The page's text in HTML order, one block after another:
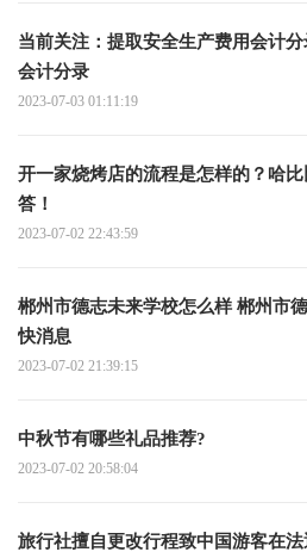
当前关注：提取安全生产费用会计
会计分录
2023-07-03 01:11:19
开一家烧烤店的流程是怎样的？哈
答！
2023-07-02 22:43:59
郴州市德志未来学校怎么样 郴州市
快消息
2023-07-02 21:39:15
中秋节有哪些礼品推荐?
2023-07-02 20:58:04
旅行社擅自更改行程致中国游客在